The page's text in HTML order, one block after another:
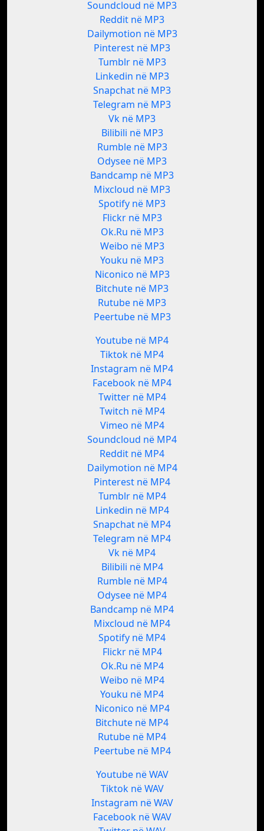
Soundcloud në MP3
Reddit në MP3
Dailymotion në MP3
Pinterest në MP3
Tumblr në MP3
Linkedin në MP3
Snapchat në MP3
Telegram në MP3
Vk në MP3
Bilibili në MP3
Rumble në MP3
Odysee në MP3
Bandcamp në MP3
Mixcloud në MP3
Spotify në MP3
Flickr në MP3
Ok.Ru në MP3
Weibo në MP3
Youku në MP3
Niconico në MP3
Bitchute në MP3
Rutube në MP3
Peertube në MP3
Youtube në MP4
Tiktok në MP4
Instagram në MP4
Facebook në MP4
Twitter në MP4
Twitch në MP4
Vimeo në MP4
Soundcloud në MP4
Reddit në MP4
Dailymotion në MP4
Pinterest në MP4
Tumblr në MP4
Linkedin në MP4
Snapchat në MP4
Telegram në MP4
Vk në MP4
Bilibili në MP4
Rumble në MP4
Odysee në MP4
Bandcamp në MP4
Mixcloud në MP4
Spotify në MP4
Flickr në MP4
Ok.Ru në MP4
Weibo në MP4
Youku në MP4
Niconico në MP4
Bitchute në MP4
Rutube në MP4
Peertube në MP4
Youtube në WAV
Tiktok në WAV
Instagram në WAV
Facebook në WAV